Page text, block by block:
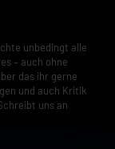
unbedingt alle
– auch ohne
das ihr gerne
und auch Kritik
uns an